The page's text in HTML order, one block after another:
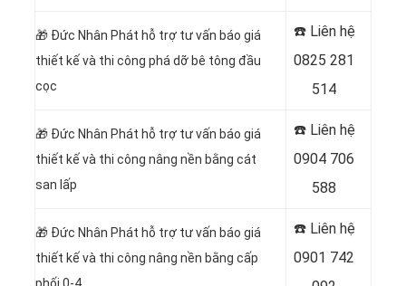
🎁 Đức Nhân Phát hỗ trợ tư vấn báo giá
thiết kế và thi công phá dỡ bê tông đầu
cọc
☎️ Liên hệ
0825 281
514
🎁 Đức Nhân Phát hỗ trợ tư vấn báo giá
thiết kế và thi công nâng nền bằng cát
san lấp
☎️ Liên hệ
0904 706
588
🎁 Đức Nhân Phát hỗ trợ tư vấn báo giá
thiết kế và thi công nâng nền bằng cấp
phối 0-4
☎️ Liên hệ
0901 742